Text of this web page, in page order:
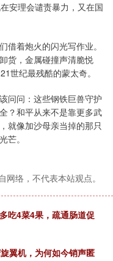
安理会谴责暴力，又在国
借着炮火的闪光写作业。
货，金属碰撞声清脆悦
世纪最残酷的蒙太奇。
问问：这些钢铁巨兽守护
？和平从来不是靠更多武
就像加沙母亲当掉的那只
芒。
络，不代表本站观点。
吃4菜4果，疏通肠道促
翼机，为何如今销声匿